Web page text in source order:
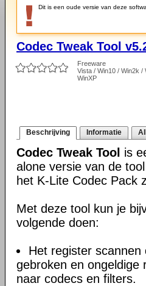
Dit is een oude versie van deze
Codec Tweak Tool
Freeware
Vista / Win10 / Win2k /
WinXP
Beschrijving Informatie
Codec Tweak Tool is
alone versie van de
het K-Lite Codec Pack
Met deze tool kun je
volgende doen:
Het register scannen
gebroken en ongeldige
naar codecs en filters.